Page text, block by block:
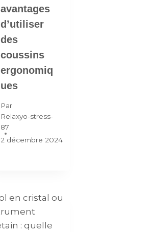
avantages
d’utiliser
des
coussins
ergonomiq
ues
Par
Relaxyo-stress-
87
2 décembre 2024